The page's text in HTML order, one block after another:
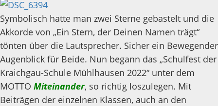
Symbolisch hatte man zwei Sterne gebastelt und die
Akkorde von „Ein Stern, der Deinen Namen trägt“
tönten über die Lautsprecher. Sicher ein Bewegender
Augenblick für Beide. Nun begann das „Schulfest der
Kraichgau-Schule Mühlhausen 2022“ unter dem
MOTTO Miteinander, so richtig loszulegen. Mit
Beiträgen der einzelnen Klassen, auch an den